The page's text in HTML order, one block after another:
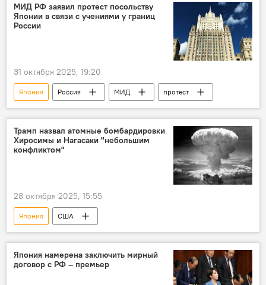
МИД РФ заявил протест посольству
Японии в связи с учениями у границ
России
31 октября 2025, 19:20
Япония Россия МИД протест
Трамп назвал атомные бомбардировки
Хиросимы и Нагасаки "небольшим
конфликтом"
28 октября 2025, 15:55
Япония США
Япония намерена заключить мирный
договор с РФ – премьер